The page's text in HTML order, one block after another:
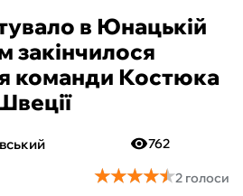
в Юнацькій
закінчилося
команди Костюка
762
★★★★★
★★★★★2 голоси